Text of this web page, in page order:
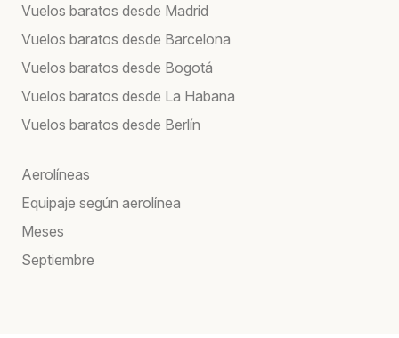
Vuelos baratos desde Madrid
Vuelos baratos desde Barcelona
Vuelos baratos desde Bogotá
Vuelos baratos desde La Habana
Vuelos baratos desde Berlín
Aerolíneas
Equipaje según aerolínea
Meses
Septiembre